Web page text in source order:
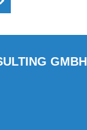
GMBH